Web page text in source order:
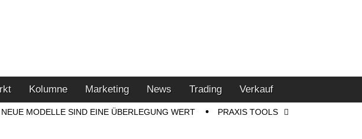
Kolumne Marketing News Trading Verkauf
NEUE MODELLE SIND EINE ÜBERLEGUNG WERT PRAXIS TOOLS